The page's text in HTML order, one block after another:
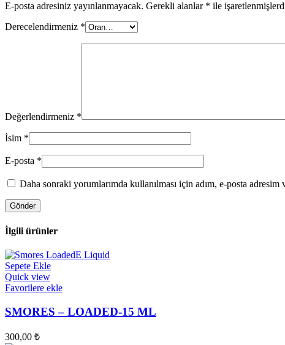
E-posta adresiniz yayınlanmayacak. Gerekli alanlar * ile
Derecelendirmeniz *
Değerlendirmeniz *
İsim *
E-posta *
Daha sonraki yorumlarımda kullanılması için adım, e-posta adresim
İlgili ürünler
Sepete Ekle
Quick view
Favorilere ekle
SMORES – LOADED-15 ML
300,00 ₺